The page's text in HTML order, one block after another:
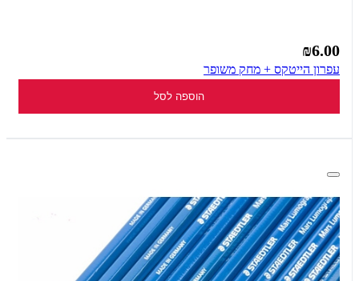
₪6.00
עפרון הייטקס + מחק משופר
הוספה לסל